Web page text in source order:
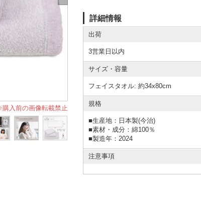
入前の画像転載禁止
詳細情報
出荷
3営業日以内
サイズ・容量
フェイスタオル: 約34x80cm
規格
■生産地：日本製(今治)
■素材・成分：綿100％
■製造年：2024
注意事項